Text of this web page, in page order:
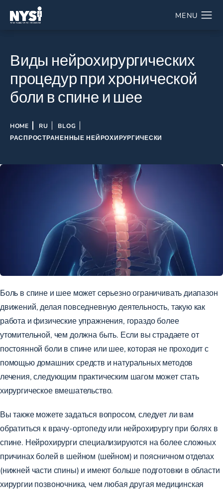
Виды нейрохирургических
процедур при хронической
боли в спине и шее
HOME RU
BLOG
РАСПРОСТРАНЕННЫЕ НЕЙРОХИРУРГИЧЕСКИ
Боль в спине и шее может серьезно ограничивать диапазон
движений, делая повседневную деятельность, такую ​​​​как
работа и физические упражнения, гораздо более
утомительной, чем должна быть. Если выстрадаете от
постоянной боли в спине или шее, которая не проходитс
помощью домашних средств и натуральных методов
лечения, следующим практическим шагом может стать
хирургическое вмешательство.
Вы также можете задаться вопросом, следует ли вам
обратиться к врачу-ортопеду или нейрохирургу при болях в
спине. Нейрохирурги специализируются на более сложных
причинах болей в шейном (шейном) и поясничном отделах
(нижней части спины) и имеют больше подготовки в области
хирургии позвоночника, чем любая другая медицинская